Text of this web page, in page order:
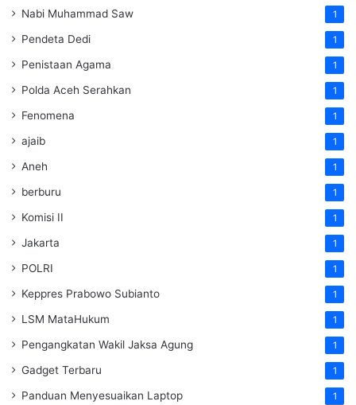
Nabi Muhammad Saw 1
Pendeta Dedi 1
Penistaan Agama 1
Polda Aceh Serahkan 1
Fenomena 1
ajaib 1
Aneh 1
berburu 1
Komisi II 1
Jakarta 1
POLRI 1
Keppres Prabowo Subianto 1
LSM MataHukum 1
Pengangkatan Wakil Jaksa Agung 1
Gadget Terbaru 1
Panduan Menyesuaikan Laptop 1